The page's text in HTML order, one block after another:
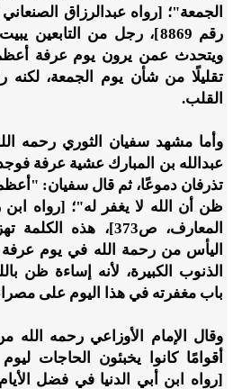
الجمعة"؛ [رواه عبدالرزاق
رقم 8869]، رجل من
ويتحدث عمن يرون يوم عرفة
تقليلًا من شأن يوم الجمعة،
القلب.
وأما مشهد سفيان الثوري رحمه
عبدالله بن المبارك عشية عرفة
تذرفان دموعًا، ثم قال سفيان:
ظن أن الله لا يغفر له"؛ [رواه
المعارف، ص373]، هذه
اليأس من رحمة الله في يوم
الذنوب الكبيرة، لأنه إساءة ظن
باب مغفرته في هذا اليوم على
وقال الإمام الأوزاعي رحمه الله
أقوامًا كانوا يخبئون الحاجات